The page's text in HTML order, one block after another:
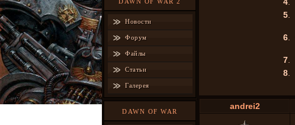
Новости
Форум
Файлы
Статьи
Галерея
DAWN OF WAR
5.
6.
7.
8.
andrei2